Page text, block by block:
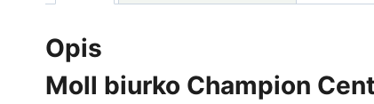
Opis
Moll biurko Champion